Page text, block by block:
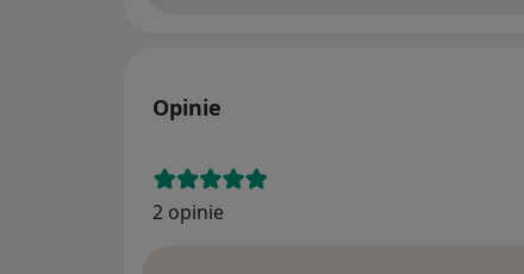
Opinie
2 opinie